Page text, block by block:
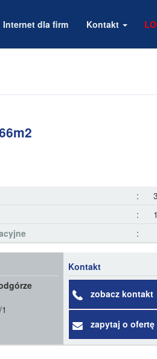
Internet dla firm Kontakt
:
:
:
Kontakt
zobacz kontakt
zapytaj o ofertę